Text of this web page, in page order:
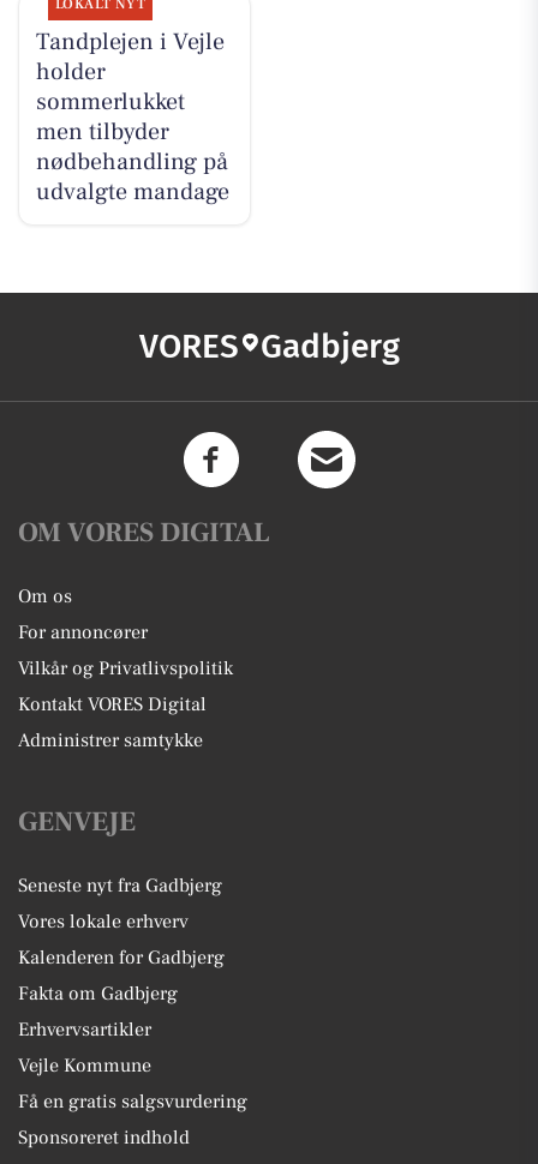
LOKALT NYT
Tandplejen i Vejle
holder
sommerlukket
men tilbyder
nødbehandling på
udvalgte mandage
VORES Gadbjerg
OM VORES DIGITAL
Om os
For annoncører
Vilkår og Privatlivspolitik
Kontakt VORES Digital
Administrer samtykke
GENVEJE
Seneste nyt fra Gadbjerg
Vores lokale erhverv
Kalenderen for Gadbjerg
Fakta om Gadbjerg
Erhvervsartikler
Vejle Kommune
Få en gratis salgsvurdering
Sponsoreret indhold